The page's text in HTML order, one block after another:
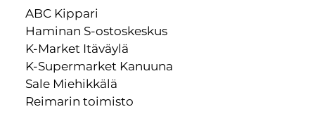
ABC Kippari
Haminan S-ostoskeskus
K-Market Itäväylä
K-Supermarket Kanuuna
Sale Miehikkälä
Reimarin toimisto